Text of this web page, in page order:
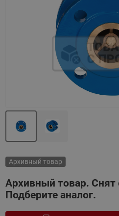
Архивный товар
Архивный товар. Снят
Подберите аналог.